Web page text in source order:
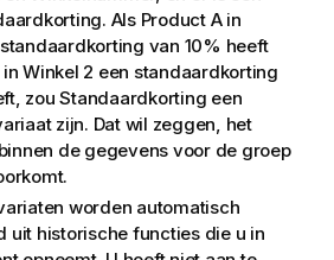
Als Product A in
van 10% heeft
in Winkel 2 een standaardkorting
zou Standaardkorting een
zijn. Dat wil zeggen, het
de gegevens voor de groep
worden automatisch
uit historische functies die u in